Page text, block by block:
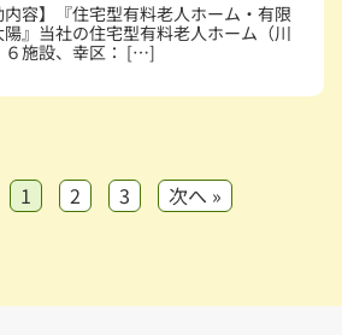
内容】『住宅型有料老人ホーム・有限
』当社の住宅型有料老人ホーム（川
６施設、幸区： […]
1 2 3 次へ »